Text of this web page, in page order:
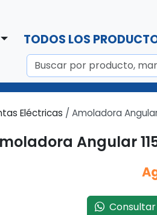
TODOS LOS
Eléctricas / Amoladora
Angular
Consultar